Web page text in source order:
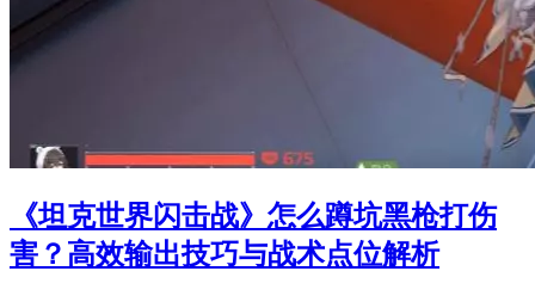
《坦克世界闪击战》怎么蹲坑黑枪打伤
害？高效输出技巧与战术点位解析